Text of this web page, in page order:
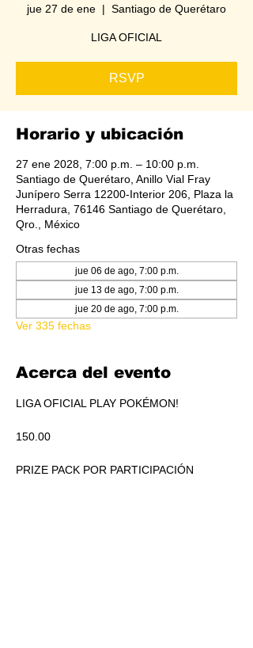
jue 27 de ene
  |
Santiago de Querétaro
LIGA OFICIAL
RSVP
Horario y ubicación
27 ene 2028, 7:00 p.m. – 10:00 p.m.
Santiago de Querétaro, Anillo Vial Fray
Junípero Serra 12200-Interior 206, Plaza la
Herradura, 76146 Santiago de Querétaro,
Qro., México
Otras fechas
jue 06 de ago, 7:00 p.m.
jue 13 de ago, 7:00 p.m.
jue 20 de ago, 7:00 p.m.
Ver 335 fechas
Acerca del evento
LIGA OFICIAL PLAY POKÉMON!
150.00
PRIZE PACK POR PARTICIPACIÓN